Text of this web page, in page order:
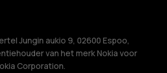
Jungin aukio 9, 02600 Espoo,
van het merk Nokia voor
Corporation.